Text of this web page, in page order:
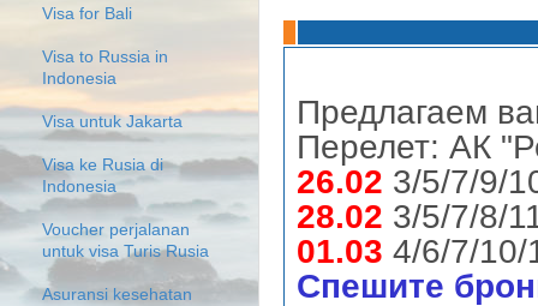
Предлагаем
Перелет: АК
26.02 3/5/7/9/
28.02 3/5/7/8/
01.03 4/6/7/
Спешите
Visa for Bali
Visa to Russia in
Indonesia
Visa untuk Jakarta
Visa ke Rusia di
Indonesia
Voucher perjalanan
untuk visa Turis Rusia
Asuransi kesehatan